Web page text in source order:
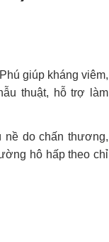
giúp kháng viêm,
thuật, hỗ trợ làm
do chấn thương,
hô hấp theo chỉ